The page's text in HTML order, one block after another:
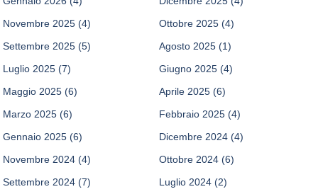
Novembre 2025 (4) Ottobre 2025 (4)
Settembre 2025 (5) Agosto 2025 (1)
Luglio 2025 (7) Giugno 2025 (4)
Maggio 2025 (6) Aprile 2025 (6)
Marzo 2025 (6) Febbraio 2025 (4)
Gennaio 2025 (6) Dicembre 2024 (4)
Novembre 2024 (4) Ottobre 2024 (6)
Settembre 2024 (7) Luglio 2024 (2)